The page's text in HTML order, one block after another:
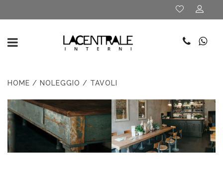
HOME / NOLEGGIO / TAVOLI